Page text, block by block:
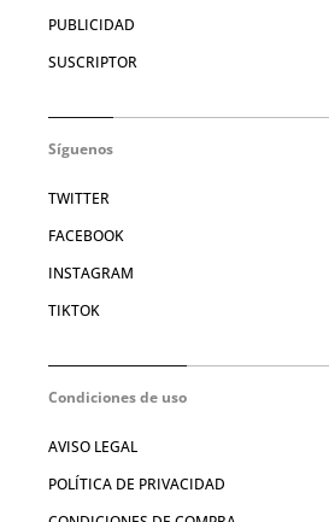
PUBLICIDAD
SUSCRIPTOR
Síguenos
TWITTER
FACEBOOK
INSTAGRAM
TIKTOK
Condiciones de uso
AVISO LEGAL
POLÍTICA DE PRIVACIDAD